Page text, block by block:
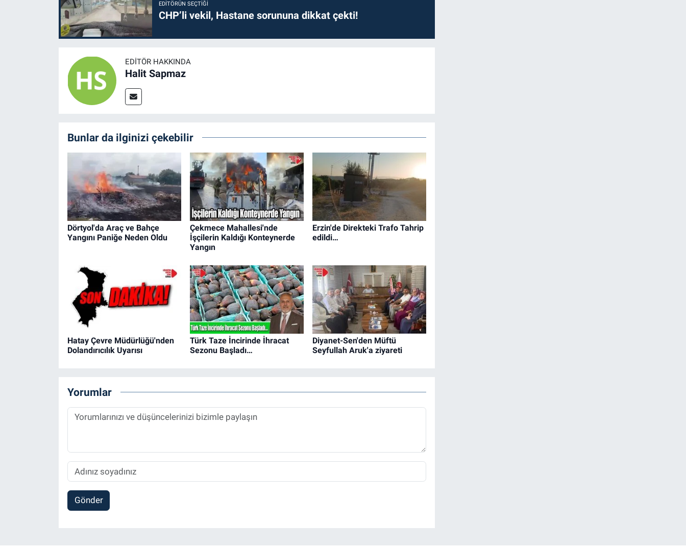
EDITÖRÜN SEÇTIĞI
CHP’li vekil, Hastane sorununa dikkat çekti!
EDITÖR HAKKINDA
Halit Sapmaz
Bunlar da ilginizi çekebilir
Dörtyol'da Araç ve Bahçe
Yangını Paniğe Neden Oldu
Çekmece Mahallesi'nde
İşçilerin Kaldığı Konteynerde
Yangın
Erzin'de Direkteki Trafo Tahrip
edildi…
Hatay Çevre Müdürlüğü'nden
Dolandırıcılık Uyarısı
Türk Taze İncirinde İhracat
Sezonu Başladı…
Diyanet-Sen'den Müftü
Seyfullah Aruk'a ziyareti
Yorumlar
Gönder